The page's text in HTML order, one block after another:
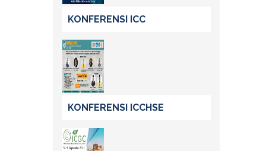
KONFERENSI ICC
KONFERENSI ICCHSE